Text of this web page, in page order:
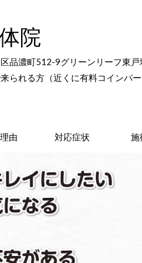
院
区品濃町512-9グリーンリーフ
れる方（近くに有料コインパ
由 対応症状 施